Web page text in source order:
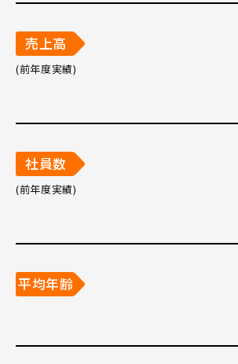
売上高
(前年度実績)
社員数
(前年度実績)
平均年齢